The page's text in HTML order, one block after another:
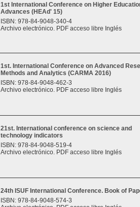
1st International Conference on Higher
Advances (HEAd' 15)
ISBN: 978-84-9048-340-4
Archivo electrónico. PDF acceso libre Inglés
1st. International Conference on Advanced
Methods and Analytics (CARMA 2016)
ISBN: 978-84-9048-462-3
Archivo electrónico. PDF acceso libre Inglés
21st. International conference on science and
technology indicators
ISBN: 978-84-9048-519-4
Archivo electrónico. PDF acceso libre Inglés
24th ISUF International Conference. Book of
ISBN: 978-84-9048-574-3